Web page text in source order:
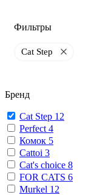
Фильтры
Cat Step
Бренд
Cat Step 12
Perfect 4
Комок 5
Cattoi 3
Cat's choice 8
FOR CATS 6
Murkel 12